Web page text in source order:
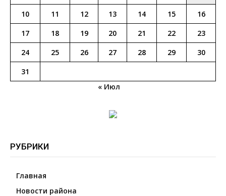
10
11 12 13 14 15
16
17
18 19 20 21 22
23
24
25 26 27 28 29
30
31
« Июл
РУБРИКИ
Главная
Новости района